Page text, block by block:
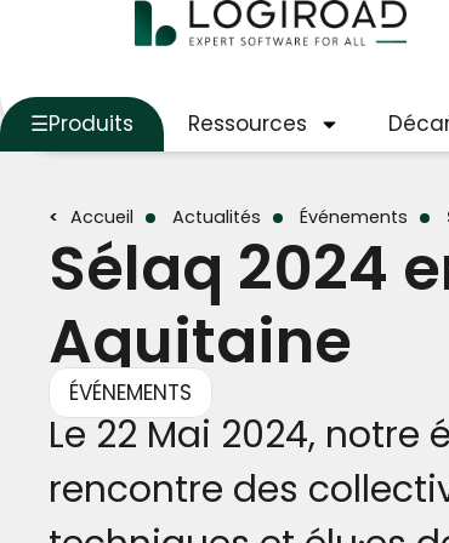
Produits Ressources
Accueil Actualités Événements
Sélaq 2024
Aquitaine
ÉVÉNEMENTS
Le 22 Mai 2024, notre
rencontre des